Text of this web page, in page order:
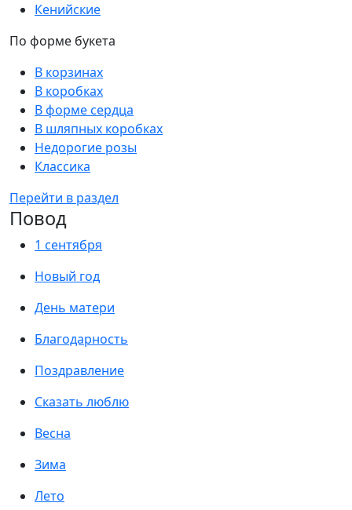
Кенийские
По форме букета
В корзинах
В коробках
В форме сердца
В шляпных коробках
Недорогие розы
Классика
Перейти в раздел
Повод
1 сентября
Новый год
День матери
Благодарность
Поздравление
Сказать люблю
Весна
Зима
Лето